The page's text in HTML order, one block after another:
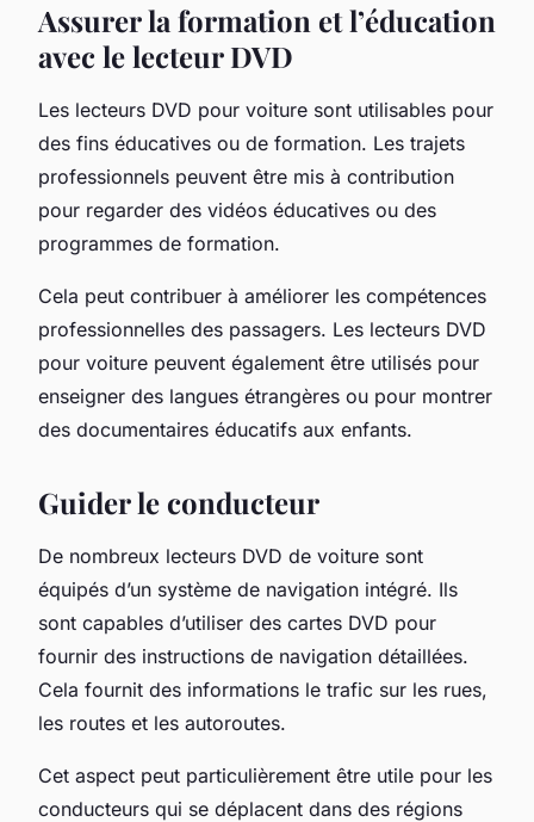
Assurer la formation et l’éducation
avec le lecteur DVD
Les lecteurs DVD pour voiture sont utilisables pour
des fins éducatives ou de formation. Les trajets
professionnels peuvent être mis à contribution
pour regarder des vidéos éducatives ou des
programmes de formation.
Cela peut contribuer à améliorer les compétences
professionnelles des passagers. Les lecteurs DVD
pour voiture peuvent également être utilisés pour
enseigner des langues étrangères ou pour montrer
des documentaires éducatifs aux enfants.
Guider le conducteur
De nombreux lecteurs DVD de voiture sont
équipés d’un système de navigation intégré. Ils
sont capables d’utiliser des cartes DVD pour
fournir des instructions de navigation détaillées.
Cela fournit des informations le trafic sur les rues,
les routes et les autoroutes.
Cet aspect peut particulièrement être utile pour les
conducteurs qui se déplacent dans des régions